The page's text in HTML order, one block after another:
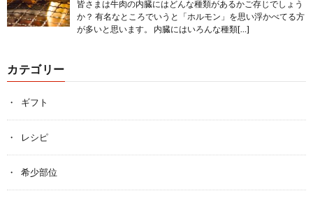
皆さまは牛肉の内臓にはどんな種類があるかご存じでしょう
か？ 有名なところでいうと「ホルモン」を思い浮かべてる方
が多いと思います。 内臓にはいろんな種類[…]
カテゴリー
ギフト
レシピ
希少部位